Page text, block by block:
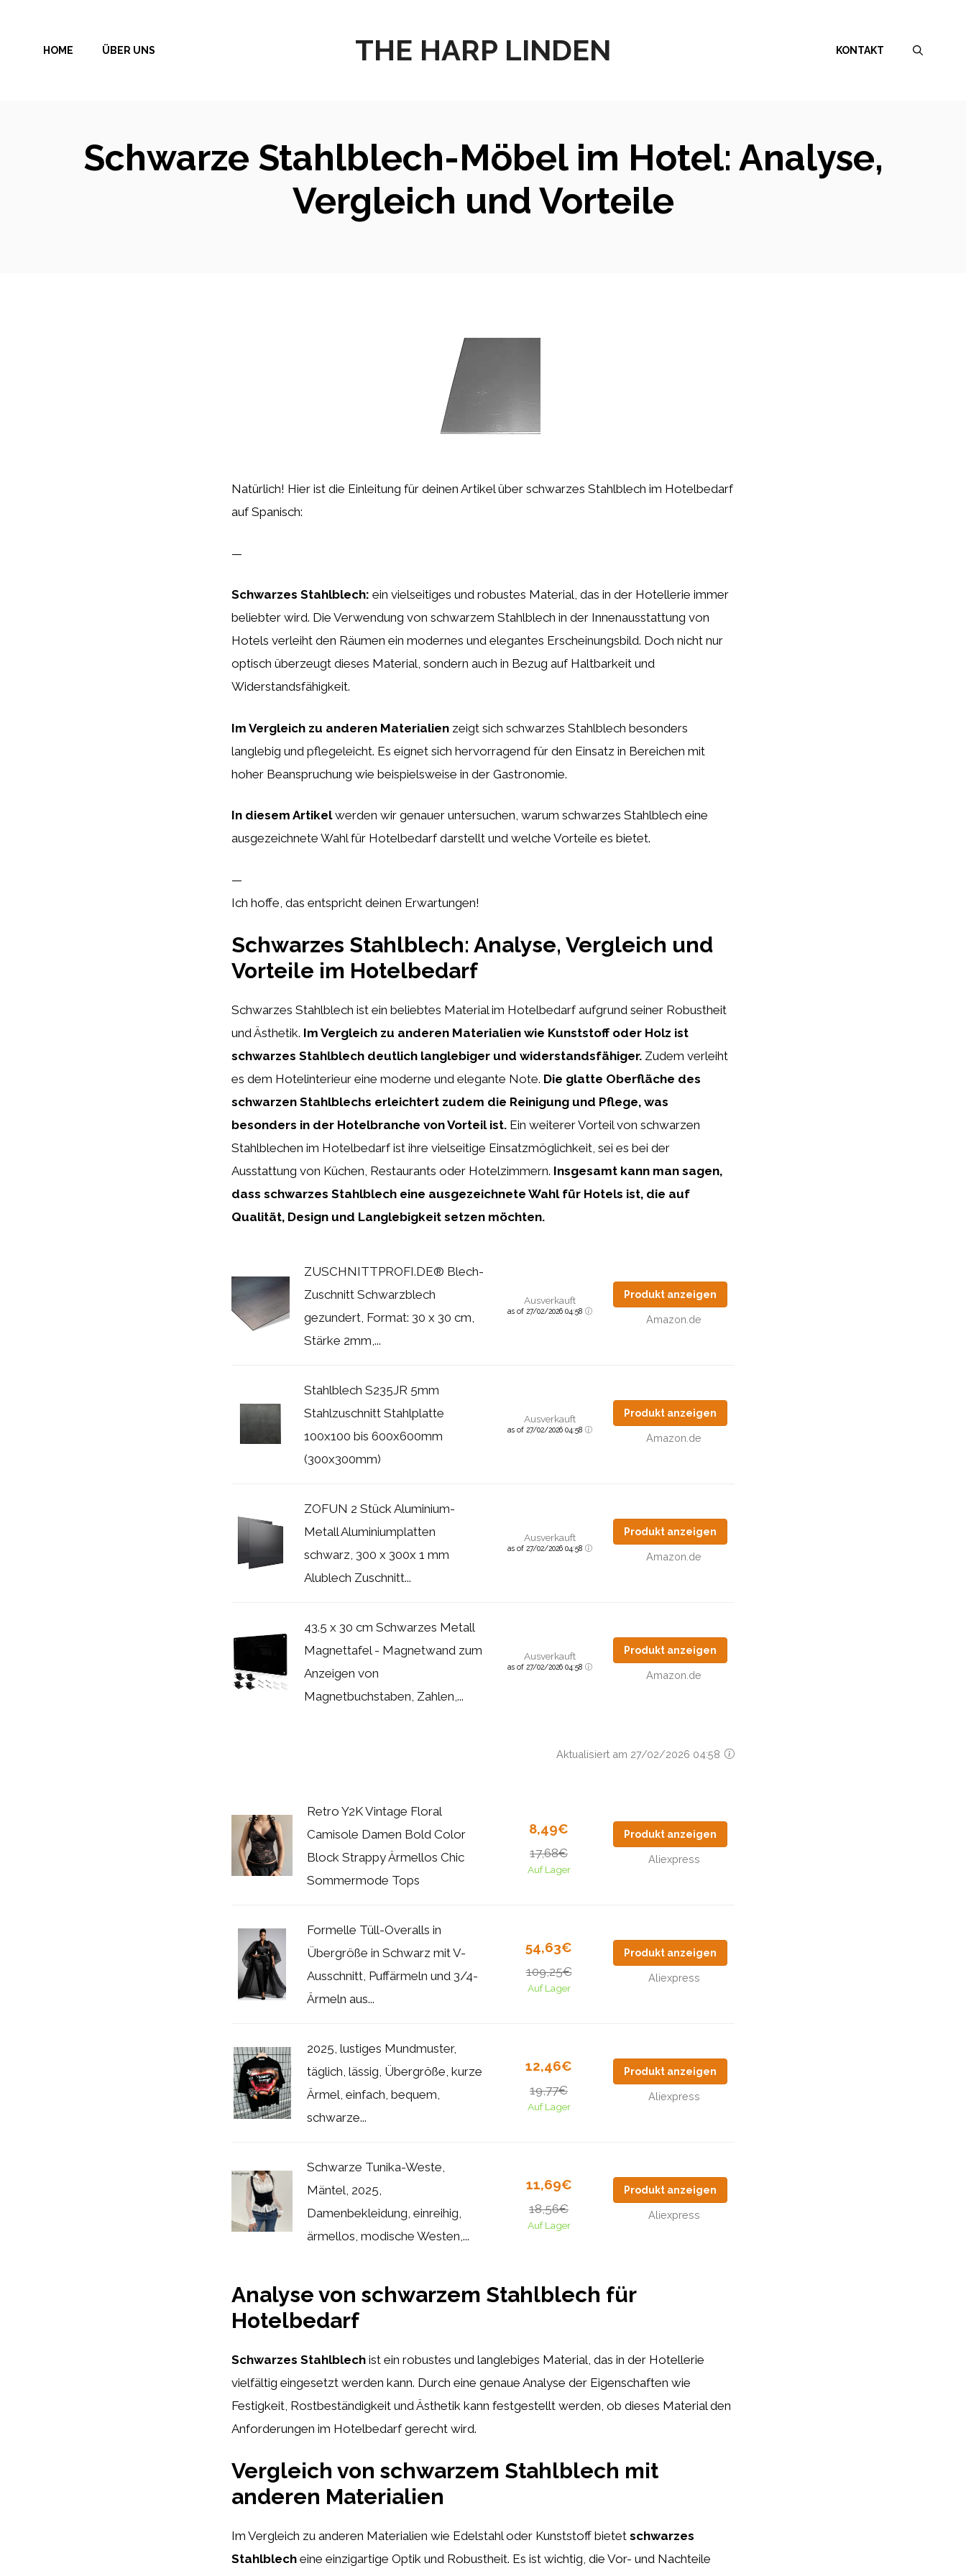
springen
THE HARP LINDEN
HOME ÜBER UNS KONTAKT
Schwarze Stahlblech-Möbel im Hotel: Analyse,
Vergleich und Vorteile
Natürlich! Hier ist die Einleitung für deinen Artikel über schwarzes Stahlblech im Hotelbedarf
auf Spanisch:
—
Schwarzes Stahlblech: ein vielseitiges und robustes Material, das in der Hotellerie immer
beliebter wird. Die Verwendung von schwarzem Stahlblech in der Innenausstattung von
Hotels verleiht den Räumen ein modernes und elegantes Erscheinungsbild. Doch nicht nur
optisch überzeugt dieses Material, sondern auch in Bezug auf Haltbarkeit und
Widerstandsfähigkeit.
Im Vergleich zu anderen Materialien zeigt sich schwarzes Stahlblech besonders
langlebig und pflegeleicht. Es eignet sich hervorragend für den Einsatz in Bereichen mit
hoher Beanspruchung wie beispielsweise in der Gastronomie.
In diesem Artikelwerden wir genauer untersuchen, warum schwarzes Stahlblech eine
ausgezeichnete Wahl für Hotelbedarf darstellt und welche Vorteile es bietet.
—
Ich hoffe, das entspricht deinen Erwartungen!
Schwarzes Stahlblech: Analyse, Vergleich und
Vorteile im Hotelbedarf
Schwarzes Stahlblech ist ein beliebtes Material im Hotelbedarf aufgrund seiner Robustheit
und Ästhetik. Im Vergleich zu anderen Materialien wie Kunststoff oder Holz ist
schwarzes Stahlblech deutlich langlebiger und widerstandsfähiger. Zudem verleiht
es dem Hotelinterieur eine moderne und elegante Note. Die glatte Oberfläche des
schwarzen Stahlblechs erleichtert zudem die Reinigung und Pflege, was
besonders in der Hotelbranche von Vorteil ist. Ein weiterer Vorteil von schwarzen
Stahlblechen im Hotelbedarf ist ihre vielseitige Einsatzmöglichkeit, sei es bei der
Ausstattung von Küchen, Restaurants oder Hotelzimmern. Insgesamt kann man sagen,
dass schwarzes Stahlblech eine ausgezeichnete Wahl für Hotels ist, die auf
Qualität, Design und Langlebigkeit setzen möchten.
ZUSCHNITTPROFI.DE® Blech-
Zuschnitt Schwarzblech
gezundert, Format: 30 x 30 cm,
Stärke 2mm,...
Ausverkauft
as of 27/02/2026 04:58
Produkt anzeigen
Amazon.de
Stahlblech S235JR 5mm
Stahlzuschnitt Stahlplatte
100x100 bis 600x600mm
(300x300mm)
Ausverkauft
as of 27/02/2026 04:58
Produkt anzeigen
Amazon.de
ZOFUN 2 Stück Aluminium-
Metall Aluminiumplatten
schwarz, 300 x 300x 1 mm
Alublech Zuschnitt...
Ausverkauft
as of 27/02/2026 04:58
Produkt anzeigen
Amazon.de
43.5 x 30 cm Schwarzes Metall
Magnettafel - Magnetwand zum
Anzeigen von
Magnetbuchstaben, Zahlen,...
Ausverkauft
as of 27/02/2026 04:58
Produkt anzeigen
Amazon.de
Aktualisiert am 27/02/2026 04:58
Retro Y2K Vintage Floral
Camisole Damen Bold Color
Block Strappy Ärmellos Chic
Sommermode Tops
8,49€
17,68€
Auf Lager
Produkt anzeigen
Aliexpress
Formelle Tüll-Overalls in
Übergröße in Schwarz mit V-
Ausschnitt, Puffärmeln und 3/4-
Ärmeln aus...
54,63€
109,25€
Auf Lager
Produkt anzeigen
Aliexpress
2025, lustiges Mundmuster,
täglich, lässig, Übergröße, kurze
Ärmel, einfach, bequem,
schwarze...
12,46€
19,77€
Auf Lager
Produkt anzeigen
Aliexpress
Schwarze Tunika-Weste,
Mäntel, 2025,
Damenbekleidung, einreihig,
ärmellos, modische Westen,...
11,69€
18,56€
Auf Lager
Produkt anzeigen
Aliexpress
Analyse von schwarzem Stahlblech für
Hotelbedarf
Schwarzes Stahlblech ist ein robustes und langlebiges Material, das in der Hotellerie
vielfältig eingesetzt werden kann. Durch eine genaue Analyse der Eigenschaften wie
Festigkeit, Rostbeständigkeit und Ästhetik kann festgestellt werden, ob dieses Material den
Anforderungen im Hotelbedarf gerecht wird.
Vergleich von schwarzem Stahlblech mit
anderen Materialien
Im Vergleich zu anderen Materialien wie Edelstahl oder Kunststoff bietet schwarzes
Stahlblech eine einzigartige Optik und Robustheit. Es ist wichtig, die Vor- und Nachteile